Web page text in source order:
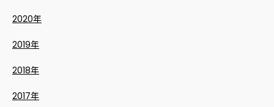
2020年
2019年
2018年
2017年